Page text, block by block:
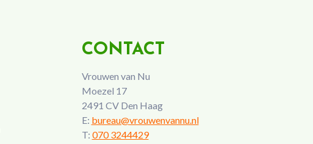
CONTACT
Vrouwen van Nu
Moezel 17
2491 CV Den Haag
E: bureau@vrouwenvannu.nl
T: 070 3244429